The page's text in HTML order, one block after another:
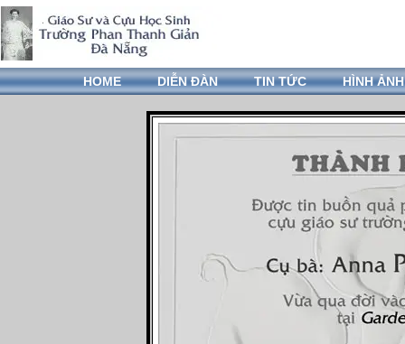
HOME DIỄN ĐÀN TIN TỨC HÌNH ẢNH